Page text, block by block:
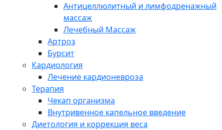
Антицеллюлитный и лимфодренажный
массаж
Лечебный Массаж
Артроз
Бурсит
Кардиология
Лечение кардионевроза
Терапия
Чекап организма
Внутривенное капельное введение
Диетология и коррекция веса